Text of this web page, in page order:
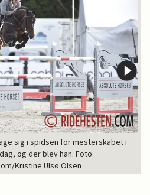
sig i spidsen for mesterskabet i
og der blev han. Foto:
Kristine Ulsø Olsen